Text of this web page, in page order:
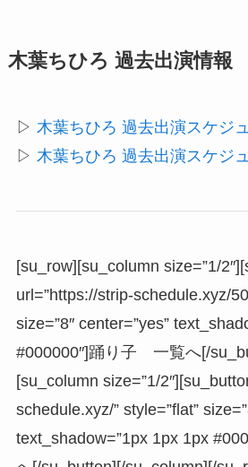
木葉ちひろ 過去出演情報
▷ 木葉ちひろ 過去出演スケジ
▷ 木葉ちひろ 過去出演スケジ
[su_row][su_column size=”1/
url=”https://strip-schedule.xyz/
size=”8″ center=”yes”
#000000″]踊り子 一覧へ[/
[su_column size=”1/
schedule.xyz/” style=”flat”
text_shadow=”1px 1px 1px